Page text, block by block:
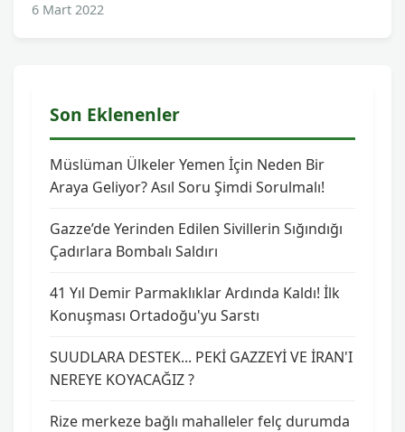
6 Mart 2022
Son Eklenenler
Müslüman Ülkeler Yemen İçin Neden Bir
Araya Geliyor? Asıl Soru Şimdi Sorulmalı!
Gazze’de Yerinden Edilen Sivillerin Sığındığı
Çadırlara Bombalı Saldırı
41 Yıl Demir Parmaklıklar Ardında Kaldı! İlk
Konuşması Ortadoğu'yu Sarstı
SUUDLARA DESTEK... PEKİ GAZZEYİ VE İRAN'I
NEREYE KOYACAĞIZ ?
Rize merkeze bağlı mahalleler felç durumda